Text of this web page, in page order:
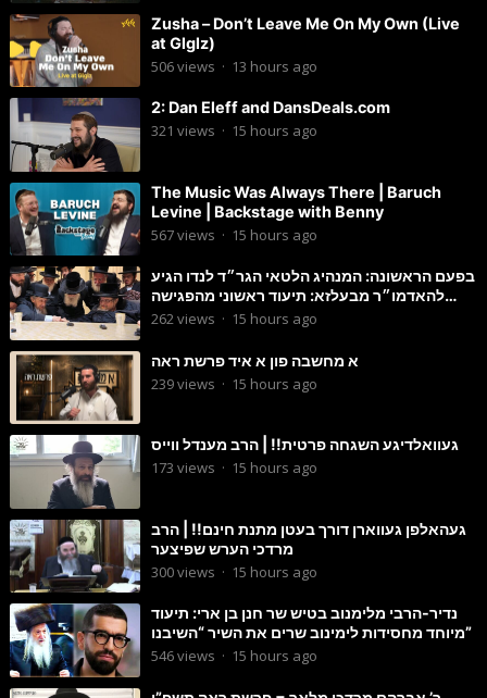
Zusha – Don’t Leave Me On My Own (Live
at Glglz)
506views · 13 hours ago
2: Dan Eleff and DansDeals.com
321 views · 15 hours ago
The Music Was Always There | Baruch
Levine | Backstage with Benny
567views · 15 hours ago
בפעם הראשונה: המנהיג הלטאי הגר״ד לנדו הגיע
להאדמו״ר מבעלזא: תיעוד ראשוני מהפגישה
הנדירה
262views · 15 hours ago
א מחשבה פון א איד פרשת ראה
239views · 15 hours ago
געוואלדיגע השגחה פרטית!! | הרב מענדל ווייס
173 views · 15 hours ago
געהאלפן געווארן דורך בעטן מתנת חינם!! | הרב
מרדכי הערש שפיצער
300views · 15 hours ago
נדיר-הרבי מלימנוב בטיש שר חנן בן ארי: תיעוד
מיוחד מחסידות לימינוב שרים את השיר “השיבנו”
546views · 15 hours ago